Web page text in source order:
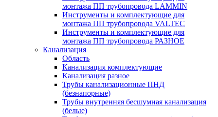
монтажа ПП трубопровода LAMMIN
Инструменты и комплектующие для
монтажа ПП трубопровода VALTEC
Инструменты и комплектующие для
монтажа ПП трубопровода РАЗНОЕ
Канализация
Область
Канализация комплектующие
Канализация разное
Трубы канализационные ПНД
(безнапорные)
Трубы внутренняя бесшумная канализация
(белые)